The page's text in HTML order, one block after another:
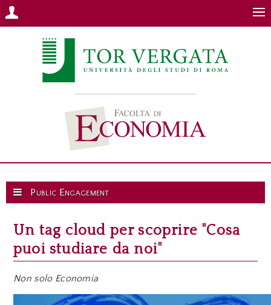
Un tag cloud per scoprire "Cosa
puoi studiare da noi"
Non solo Economia
Public Engagement